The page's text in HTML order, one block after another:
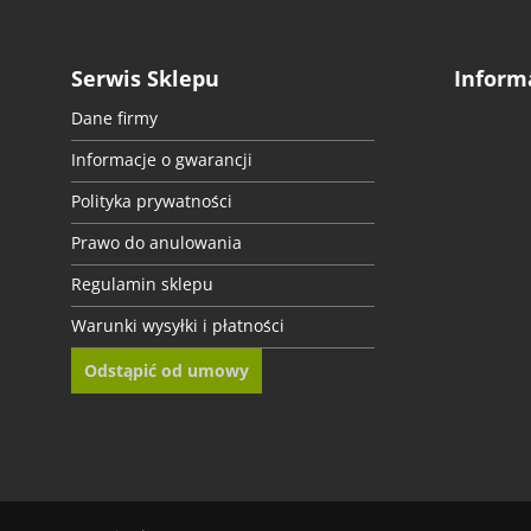
Instrukcję montażu znajdziesz tutaj!
Chcesz zamówić próbkę?Kliknij szary przycisk w danych produktu, aby
Masz pytania?Zadzwoń do nas – chętnie pomożemy!
Serwis Sklepu
Dane firmy
Informacje o gwarancji
Polityka prywatności
Prawo do anulowania
Regulamin sklepu
Warunki wysyłki i płatności
Odstąpić od umowy